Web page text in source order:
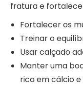
fratura e
Fortalecer os
Treinar o
Usar calçado
Manter uma
rica em cálcio e